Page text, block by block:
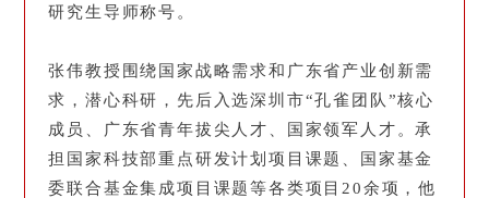
研究生导师称号。
张伟教授围绕国家战略需求和广东省产业创新需
求，潜心科研，先后入选深圳市“孔雀团队”核心
成员、广东省青年拔尖人才、国家领军人才。承
担国家科技部重点研发计划项目课题、国家基金
委联合基金集成项目课题等各类项目20余项，他